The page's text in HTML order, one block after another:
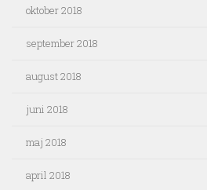
oktober 2018
september 2018
august 2018
juni 2018
maj 2018
april 2018